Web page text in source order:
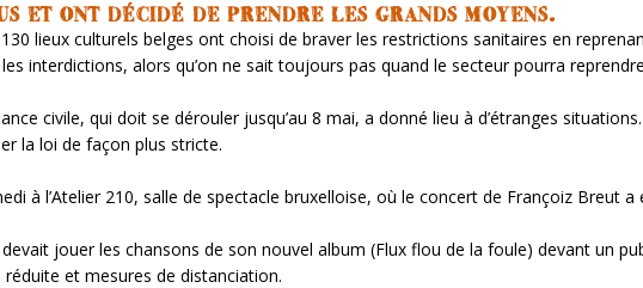
ET ONT DÉCIDÉ DE PRENDRE LES GRANDS MOYENS.
lieux culturels belges ont choisi de braver les restrictions sanitaires en
interdictions, alors qu’on ne sait toujours pas quand le secteur pourra
civile, qui doit se dérouler jusqu’au 8 mai, a donné lieu à d’étranges
la loi de façon plus stricte.
à l’Atelier 210, salle de spectacle bruxelloise, où le concert de Françoiz Breut
jouer les chansons de son nouvel album (Flux flou de la foule) devant un
et mesures de distanciation.